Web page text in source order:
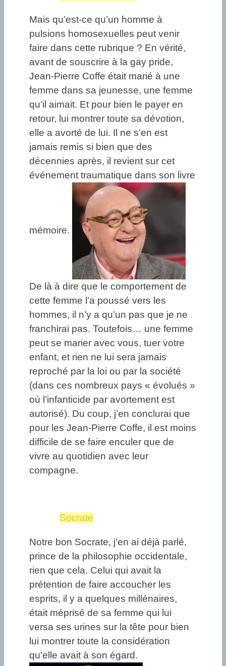
Mais qu’est-ce qu’un homme à
pulsions homosexuelles peut venir
faire dans cette rubrique ? En vérité,
avant de souscrire à la gay pride,
Jean-Pierre Coffe était marié à une
femme dans sa jeunesse, une femme
qu’il aimait. Et pour bien le payer en
retour, lui montrer toute sa dévotion,
elle a avorté de lui. Il ne s’en est
jamais remis si bien que des
décennies après, il revient sur cet
événement traumatique dans son livre
mémoire.
De là à dire que le comportement de
cette femme l’a poussé vers les
hommes, il n’y a qu’un pas que je ne
franchirai pas. Toutefois… une femme
peut se marier avec vous, tuer votre
enfant, et rien ne lui sera jamais
reproché par la loi ou par la société
(dans ces nombreux pays « évolués »
où l’infanticide par avortement est
autorisé). Du coup, j’en conclurai que
pour les Jean-Pierre Coffe, il est moins
difficile de se faire enculer que de
vivre au quotidien avec leur
compagne.
Socrate
Notre bon Socrate, j’en ai déjà parlé,
prince de la philosophie occidentale,
rien que cela. Celui qui avait la
prétention de faire accoucher les
esprits, il y a quelques millénaires,
était méprisé de sa femme qui lui
versa ses urines sur la tête pour bien
lui montrer toute la considération
qu’elle avait à son égard.